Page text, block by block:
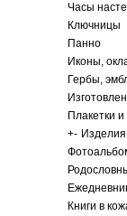
Часы
Ключницы
Панно
Иконы,
Гербы,
Плакетки
+-
Книги в